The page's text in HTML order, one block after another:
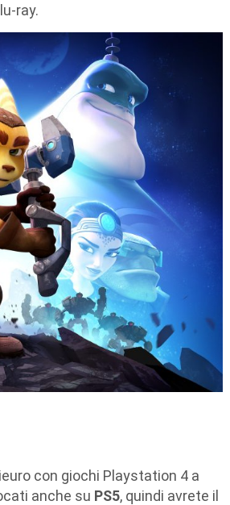
ray.
con giochi Playstation 4 a
anche su PS5, quindi avrete il